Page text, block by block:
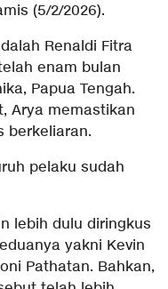
(5/2/2026).
Renaldi Fitra
enam bulan
Papua Tengah.
Arya memastikan
berkeliaran.
pelaku sudah
lebih dulu diringkus
yakni Kevin
Pathatan. Bahkan,